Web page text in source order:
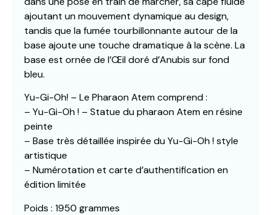
ajoutant un mouvement dynamique au design,
tandis que la fumée tourbillonnante autour de la
base ajoute une touche dramatique à la scène. La
base est ornée de l’Œil doré d’Anubis sur fond
bleu.
Yu-Gi-Oh! – Le Pharaon Atem comprend :
– Yu-Gi-Oh ! – Statue du pharaon Atem en résine
peinte
– Base très détaillée inspirée du Yu-Gi-Oh ! style
artistique
– Numérotation et carte d’authentification en
édition limitée
Poids : 1950 grammes